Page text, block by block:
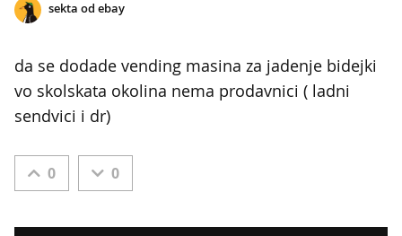
sekta od ebay
da se dodade vending masina za jadenje bidejki
vo skolskata okolina nema prodavnici ( ladni
sendvici i dr)
0 0